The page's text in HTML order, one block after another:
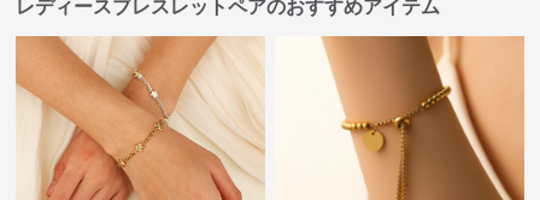
レディースブレスレットペアのおすすめアイテム